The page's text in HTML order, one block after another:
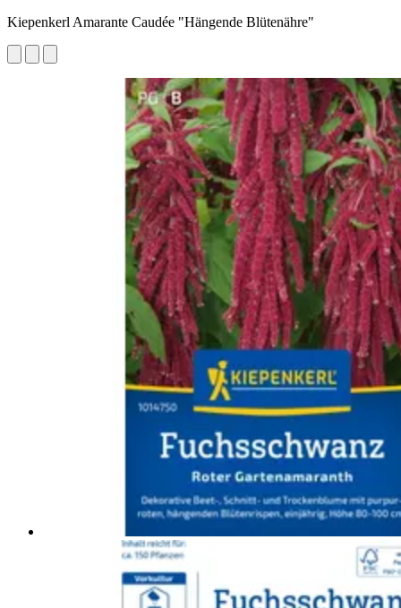
Kiepenkerl Amarante Caudée "Hängende Blütenähre"